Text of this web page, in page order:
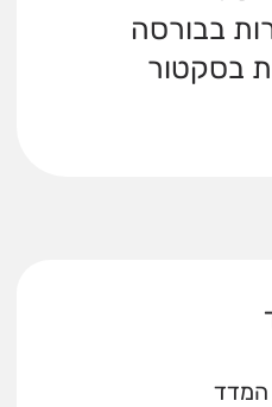
בבורסה
בסקטור
המדד